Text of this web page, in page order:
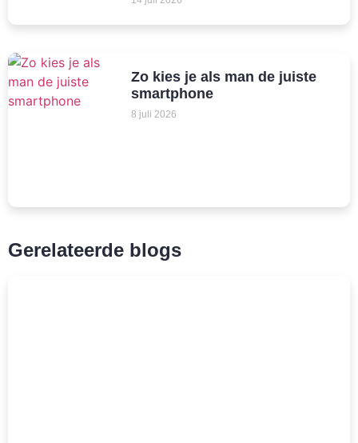
Zo kies je als man de juiste
smartphone
8 juli 2026
Gerelateerde blogs